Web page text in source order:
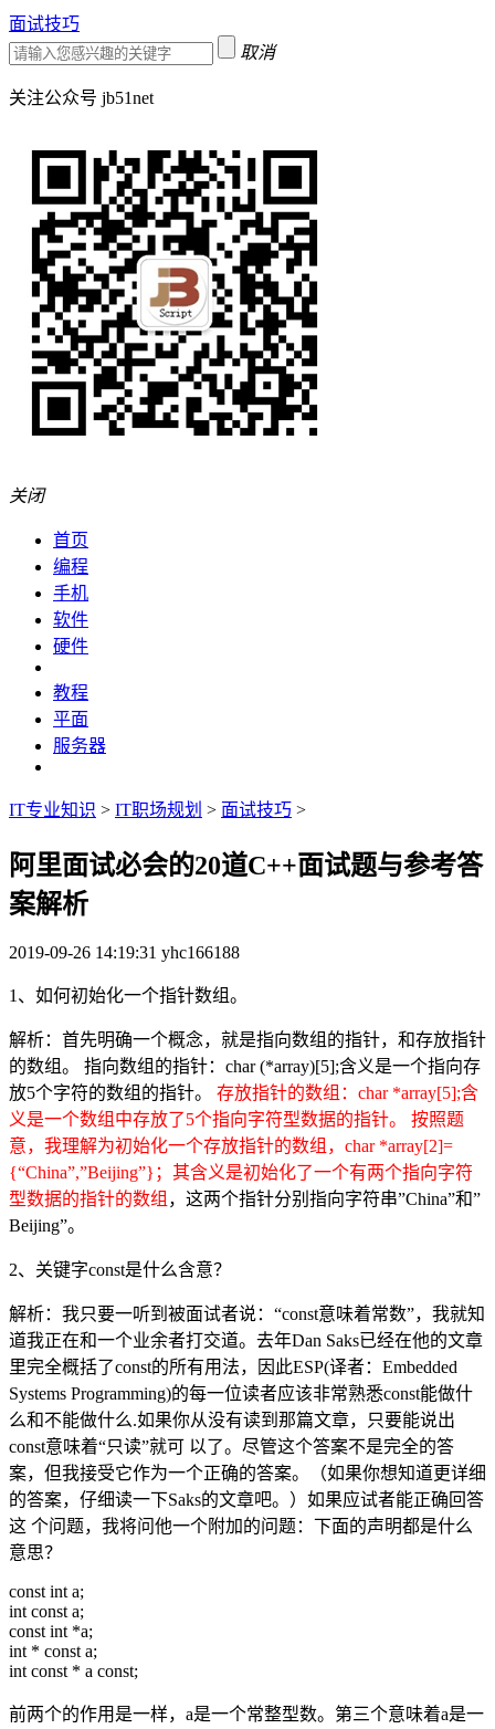
面试技巧
取消
关注公众号 jb51net
关闭
首页
编程
手机
软件
硬件
教程
平面
服务器
IT专业知识 > IT职场规划 > 面试技巧 >
阿里面试必会的20道C++面试题与参考答
案解析
2019-09-26 14:19:31 yhc166188
1、如何初始化一个指针数组。
解析：首先明确一个概念，就是指向数组的指针，和存放指针
的数组。 指向数组的指针：char (*array)[5];含义是一个指向存
放5个字符的数组的指针。 存放指针的数组：char *array[5];含
义是一个数组中存放了5个指向字符型数据的指针。 按照题
意，我理解为初始化一个存放指针的数组，char *array[2]=
{“China”,”Beijing”}；其含义是初始化了一个有两个指向字符
型数据的指针的数组 ，这两个指针分别指向字符串”China”和”
Beijing”。
2、关键字const是什么含意？
解析：我只要一听到被面试者说：“const意味着常数”，我就知
道我正在和一个业余者打交道。去年Dan Saks已经在他的文章
里完全概括了const的所有用法，因此ESP(译者：Embedded
Systems Programming)的每一位读者应该非常熟悉const能做什
么和不能做什么.如果你从没有读到那篇文章，只要能说出
const意味着“只读”就可 以了。尽管这个答案不是完全的答
案，但我接受它作为一个正确的答案。（如果你想知道更详细
的答案，仔细读一下Saks的文章吧。）如果应试者能正确回答
这 个问题，我将问他一个附加的问题：下面的声明都是什么
意思？
const int a;
int const a;
const int *a;
int * const a;
int const * a const;
前两个的作用是一样，a是一个常整型数。第三个意味着a是一